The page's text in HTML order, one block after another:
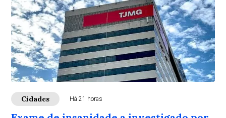
Cidades Há 21 horas